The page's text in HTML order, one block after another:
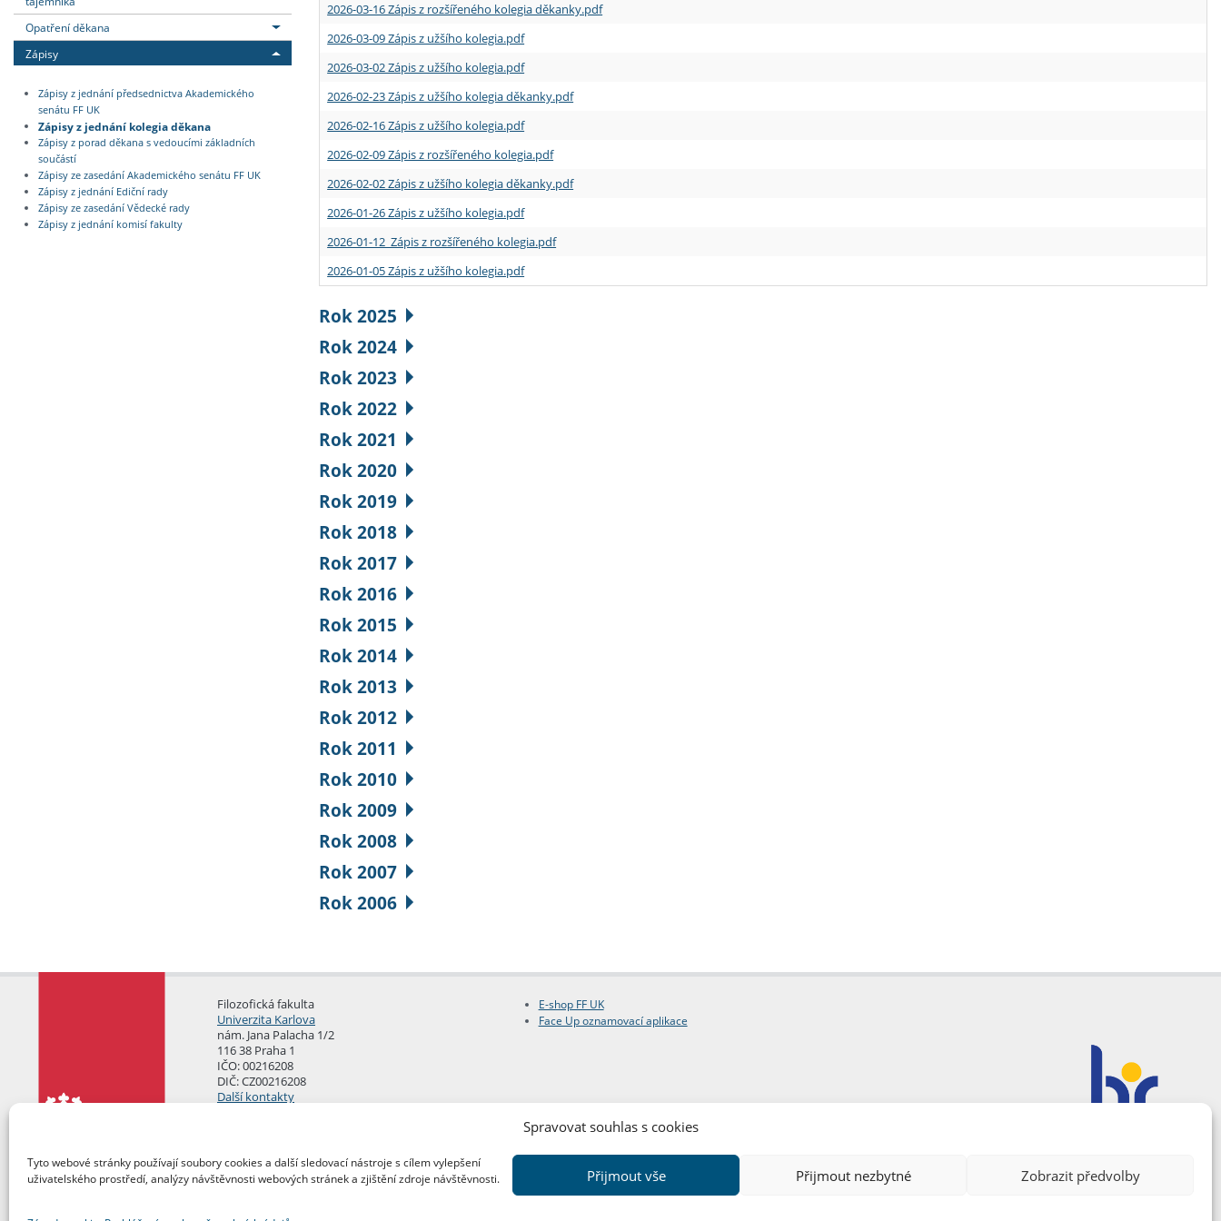
Spravovat souhlas s cookies
Tyto webové stránky používají soubory cookies a další sledovací nástroje s cílem vylepšení
uživatelského prostředí, analýzy návštěvnosti webových stránek a zjištění zdroje návštěvnosti.
Přijmout vše Přijmout nezbytné Zobrazit předvolby
Opatření děkana
Zápisy
Zápisy z jednání předsednictva Akademického
senátu FF UK
Zápisy z jednání kolegia děkana
Zápisy z porad děkana s vedoucími základních
součástí
Zápisy ze zasedání Akademického senátu FF UK
Zápisy z jednání Ediční rady
Zápisy ze zasedání Vědecké rady
Zápisy z jednání komisí fakulty
2026-03-16 Zápis z rozšířeného kolegia děkanky.pdf
2026-03-09 Zápis z užšího kolegia.pdf
2026-03-02 Zápis z užšího kolegia.pdf
2026-02-23 Zápis z užšího kolegia děkanky.pdf
2026-02-16 Zápis z užšího kolegia.pdf
2026-02-09 Zápis z rozšířeného kolegia.pdf
2026-02-02 Zápis z užšího kolegia děkanky.pdf
2026-01-26 Zápis z užšího kolegia.pdf
2026-01-12 Zápis z rozšířeného kolegia.pdf
2026-01-05 Zápis z užšího kolegia.pdf
Rok 2025
Rok 2024
Rok 2023
Rok 2022
Rok 2021
Rok 2020
Rok 2019
Rok 2018
Rok 2017
Rok 2016
Rok 2015
Rok 2014
Rok 2013
Rok 2012
Rok 2011
Rok 2010
Rok 2009
Rok 2008
Rok 2007
Rok 2006
Filozofická fakulta
Univerzita Karlova
nám. Jana Palacha 1/2
116 38 Praha 1
IČO: 00216208
DIČ: CZ00216208
Další kontakty
E-shop FF UK
Face Up oznamovací aplikace